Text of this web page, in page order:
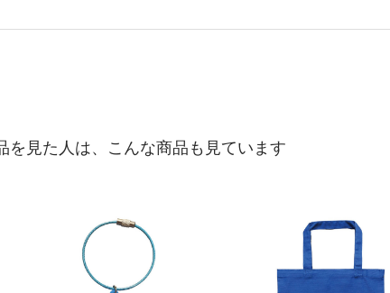
を見た人は、こんな商品も見ています